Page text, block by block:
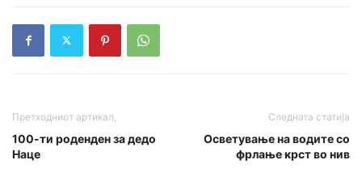
Претходниот артикал,
100-ти роденден за дедо
Наце
Следната статија
Осветување на водите со
фрлање крст во нив